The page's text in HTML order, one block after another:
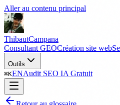
Aller au contenu principal
ThibautCampana
Consultant GEOCréation site web
Outils
⌘KENAudit SEO IA Gratuit